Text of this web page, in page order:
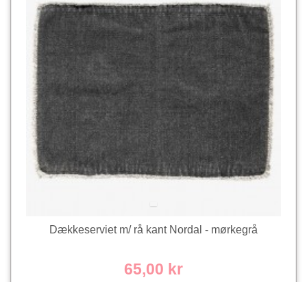
Dækkeserviet m/ rå kant Nordal - mørkegrå
65,00 kr